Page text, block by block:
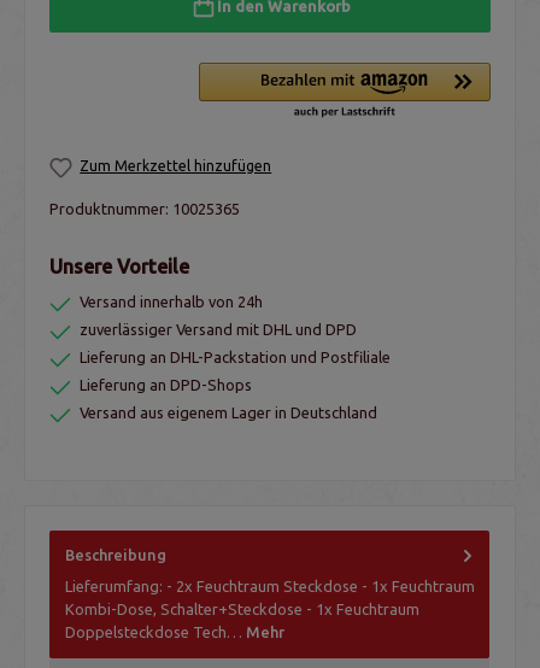
In den Warenkorb
Zum Merkzettel hinzufügen
Produktnummer: 10025365
Unsere Vorteile
Versand innerhalb von 24h
zuverlässiger Versand mit DHL und DPD
Lieferung an DHL-Packstation und Postfiliale
Lieferung an DPD-Shops
Versand aus eigenem Lager in Deutschland
Beschreibung
Lieferumfang: - 2x Feuchtraum Steckdose - 1x Feuchtraum
Kombi-Dose, Schalter+Steckdose - 1x Feuchtraum
Doppelsteckdose Tech… Mehr